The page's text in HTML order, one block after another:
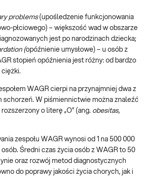
problems(upośledzenie funkcjonowania
płciowego) – większość wad w obszarze
jest po narodzinach dziecka;
(opóźnienie umysłowe) – u osób z
stopień opóźnienia jest różny: od bardzo
ciężki.
WAGR cierpi na przynajmniej dwa z
schorzeń. W piśmiennictwie można znaleźć
o literę „O” (ang. obesitas,
zespołu WAGR wynosi od 1 na 500 000
Średni czas życia osób z WAGR to 50
oraz rozwój metod diagnostycznych
do poprawy jakości życia chorych, jak i